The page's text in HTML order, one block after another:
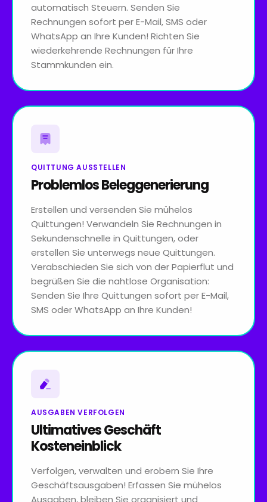
automatisch Steuern. Senden Sie
Rechnungen sofort per E-Mail, SMS oder
WhatsApp an Ihre Kunden! Richten Sie
wiederkehrende Rechnungen für Ihre
Stammkunden ein.
QUITTUNG AUSSTELLEN
Problemlos Beleggenerierung
Erstellen und versenden Sie mühelos
Quittungen! Verwandeln Sie Rechnungen in
Sekundenschnelle in Quittungen, oder
erstellen Sie unterwegs neue Quittungen.
Verabschieden Sie sich von der Papierflut und
begrüßen Sie die nahtlose Organisation:
Senden Sie Ihre Quittungen sofort per E-Mail,
SMS oder WhatsApp an Ihre Kunden!
AUSGABEN VERFOLGEN
Ultimatives Geschäft
Kosteneinblick
Verfolgen, verwalten und erobern Sie Ihre
Geschäftsausgaben! Erfassen Sie mühelos
Ausgaben, bleiben Sie organisiert und